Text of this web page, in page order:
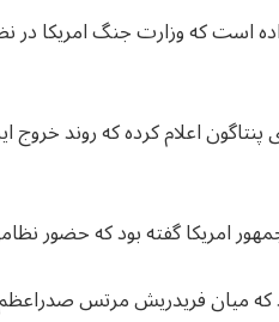
است که وزارت جنگ امریکا در
اعلام کرده که روند
امریکا گفته بود که
میان فریدریش مرتس